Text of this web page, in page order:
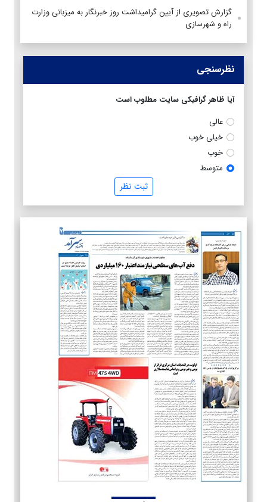
گزارش تصویری از آیین گرامیداشت روز خبرنگار به میزبانی وزارت
راه و شهرسازی
نظرسنجی
آیا ظاهر گرافیکی سایت مطلوب است
عالی
خیلی خوب
خوب
متوسط
ثبت نظر